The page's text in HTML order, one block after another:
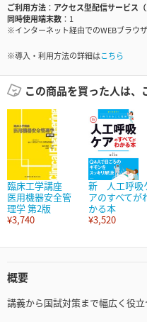
ご利用方法
アクセス型配信サービス（
同時使用端末数
1
※インターネット経由でのWEBブラウ
※導入・利用方法の詳細はこちら
この商品を買った人は、
臨床工学講座
医用機器安全管
理学 第2版
¥3,740
新 人工呼吸
アのすべてが
かる本
¥3,520
概要
講義から国試対策まで幅広く役